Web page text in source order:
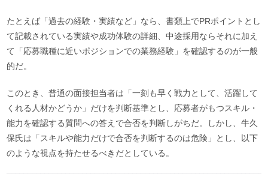
たとえば「過去の経験・実績など」なら、書類上でPRポイントとし
て記載されている実績や成功体験の詳細、中途採用ならそれに加え
て「応募職種に近いポジションでの業務経験」を確認するのが一般
的だ。
このとき、普通の面接担当者は「一刻も早く戦力として、活躍して
くれる人材かどうか」だけを判断基準とし、応募者がもつスキル・
能力を確認する質問への答えで合否を判断しがちだ。しかし、牛久
保氏は「スキルや能力だけで合否を判断するのは危険」とし、以下
のような視点を持たせるべきだとしている。